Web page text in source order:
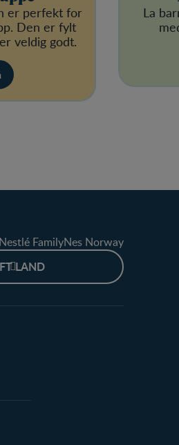
er perfekt for
Den er fylt
veldig godt.
La
Nestlé FamilyNes Norway
LAND